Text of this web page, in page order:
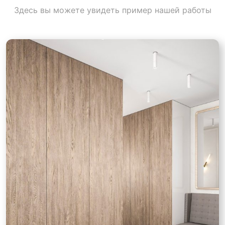
Здесь вы можете увидеть пример нашей работы